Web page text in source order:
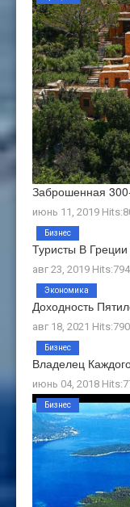
Заброшенная
июнь 11, 2019
Туристы В
авг 23, 2019
Бизнес
Доходность
авг 18, 2021
Экономика
Владелец
июнь 04, 2018
Бизнес
Бизнес